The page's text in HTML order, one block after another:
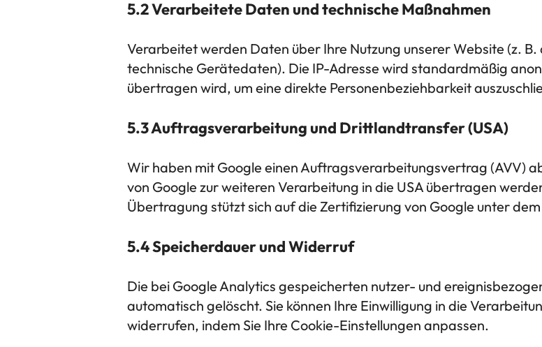
5.2 Verarbeitete Daten und technische Maßnahmen
Verarbeitet werden Daten über Ihre Nutzung unserer Website (z.
technische Gerätedaten). Die IP-Adresse wird standardmäßig
übertragen wird, um eine direkte Personenbeziehbarkeit
5.3 Auftragsverarbeitung und Drittlandtransfer (USA)
Wir haben mit Google einen Auftragsverarbeitungsvertrag (AVV)
von Google zur weiteren Verarbeitung in die USA übertragen
Übertragung stützt sich auf die Zertifizierung von Google unter
5.4 Speicherdauer und Widerruf
Die bei Google Analytics gespeicherten nutzer- und
automatisch gelöscht. Sie können Ihre Einwilligung in die
widerrufen, indem Sie Ihre Cookie-Einstellungen anpassen.